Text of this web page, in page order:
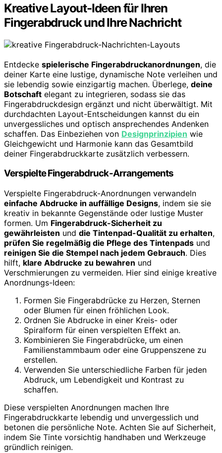
Kreative Layout-Ideen für Ihren
Fingerabdruck und Ihre Nachricht
Entdecke spielerische Fingerabdruckanordnungen, die
deiner Karte eine lustige, dynamische Note verleihen und
sie lebendig sowie einzigartig machen. Überlege, deine
Botschaft elegant zu integrieren, sodass sie das
Fingerabdruckdesign ergänzt und nicht überwältigt. Mit
durchdachten Layout-Entscheidungen kannst du ein
unvergessliches und optisch ansprechendes Andenken
schaffen. Das Einbeziehen von Designprinzipien wie
Gleichgewicht und Harmonie kann das Gesamtbild
deiner Fingerabdruckkarte zusätzlich verbessern.
Verspielte Fingerabdruck-Arrangements
Verspielte Fingerabdruck-Anordnungen verwandeln
einfache Abdrucke in auffällige Designs, indem sie sie
kreativ in bekannte Gegenstände oder lustige Muster
formen. Um Fingerabdruck-Sicherheit zu
gewährleisten und die Tintenpad-Qualität zu erhalten,
prüfen Sie regelmäßig die Pflege des Tintenpads und
reinigen Sie die Stempel nach jedem Gebrauch. Dies
hilft, klare Abdrucke zu bewahren und
Verschmierungen zu vermeiden. Hier sind einige kreative
Anordnungs-Ideen:
Formen Sie Fingerabdrücke zu Herzen, Sternen
oder Blumen für einen fröhlichen Look.
Ordnen Sie Abdrucke in einer Kreis- oder
Spiralform für einen verspielten Effekt an.
Kombinieren Sie Fingerabdrücke, um einen
Familienstammbaum oder eine Gruppenszene zu
erstellen.
Verwenden Sie unterschiedliche Farben für jeden
Abdruck, um Lebendigkeit und Kontrast zu
schaffen.
Diese verspielten Anordnungen machen Ihre
Fingerabdruckkarte lebendig und unvergesslich und
betonen die persönliche Note. Achten Sie auf Sicherheit,
indem Sie Tinte vorsichtig handhaben und Werkzeuge
gründlich reinigen.